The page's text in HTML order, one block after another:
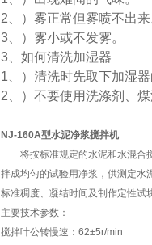
2、）雾正常但雾喷不出
3、）雾小或不发雾。
3、如何清洗加湿器
1、）清洗时先取下加湿
2、）不要使用洗涤剂、
NJ-160A型水泥净浆搅拌机
将按标准规定的水泥和水混合
拌成均匀的试验用净浆，供测定水
标准稠度、凝结时间及制作定性试
主要技术参数：
搅拌叶公转慢速：62±5r/min